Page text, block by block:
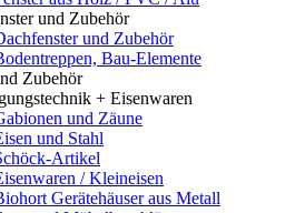
und Zubehör
und Zubehör
Bau-Elemente
Zubehör
+ Eisenwaren
und Zäune
und Stahl
Artikel
/ Kleineisen
Gerätehäuser aus Metall